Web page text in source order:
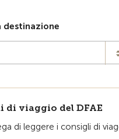
destinazione
di viaggio del DFAE
di leggere i consigli di